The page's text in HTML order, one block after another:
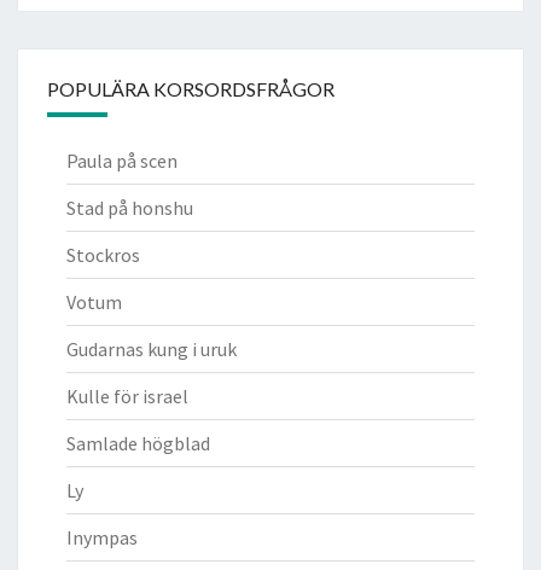
POPULÄRA KORSORDSFRÅGOR
Paula på scen
Stad på honshu
Stockros
Votum
Gudarnas kung i uruk
Kulle för israel
Samlade högblad
Ly
Inympas